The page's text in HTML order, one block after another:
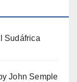
Sudáfrica
John Semple